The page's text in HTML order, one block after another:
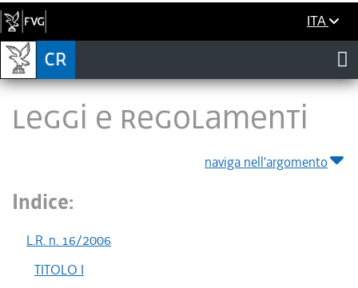
ITA
LEGGI E REGOLAMENTI
naviga nell'argomento
Indice:
L.R. n. 16/2006
TITOLO I